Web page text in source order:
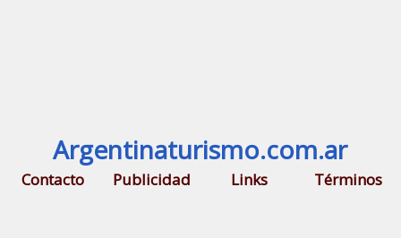
Argentinaturismo.com.ar
Contacto Publicidad Links Términos